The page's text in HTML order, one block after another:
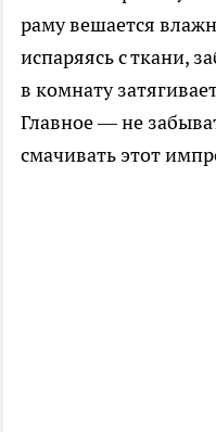
раму вешается
испаряясь с ткани,
в комнату
Главное — не
смачивать этот